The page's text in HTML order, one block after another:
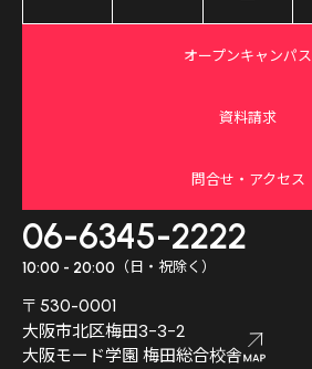
オープンキャンパス
資料請求
問合せ・アクセス
06-6345-2222
10:00 - 20:00 （日・祝除く）
〒530-0001
大阪市北区梅田3-3-2
大阪モード学園 梅田総合校舎